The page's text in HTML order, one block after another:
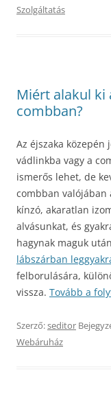
Szolgáltatás
Miért alakul ki
combban?
Az éjszaka
vádlinkba vagy a
ismerős lehet, de
combban valójában
kínzó, akaratlan
alvásunkat, és
hagynak maguk
lábszárban
felborulására,
vissza. Tovább a
Szerző:seditor
Webáruház